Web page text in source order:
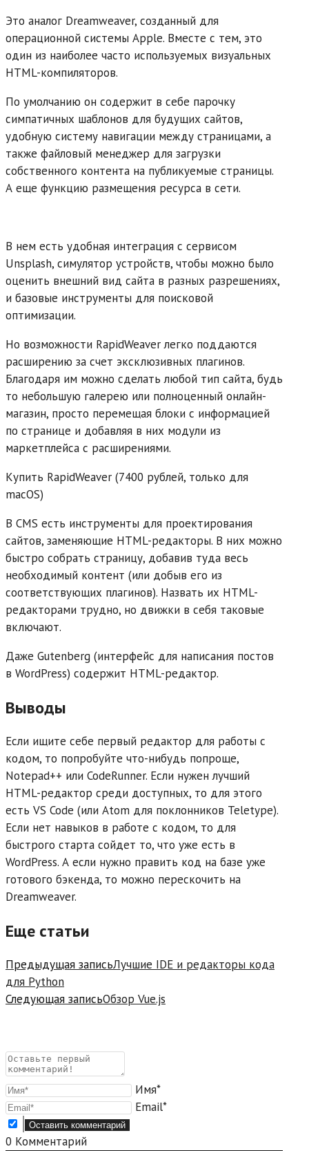
Это аналог Dreamweaver, созданный для
операционной системы Apple. Вместе с тем, это
один из наиболее часто используемых визуальных
HTML-компиляторов.
По умолчанию он содержит в себе парочку
симпатичных шаблонов для будущих сайтов,
удобную систему навигации между страницами, а
также файловый менеджер для загрузки
собственного контента на публикуемые страницы.
А еще функцию размещения ресурса в сети.
В нем есть удобная интеграция с сервисом
Unsplash, симулятор устройств, чтобы можно было
оценить внешний вид сайта в разных разрешениях,
и базовые инструменты для поисковой
оптимизации.
Но возможности RapidWeaver легко поддаются
расширению за счет эксклюзивных плагинов.
Благодаря им можно сделать любой тип сайта, будь
то небольшую галерею или полноценный онлайн-
магазин, просто перемещая блоки с информацией
по странице и добавляя в них модули из
маркетплейса с расширениями.
Купить RapidWeaver (7400 рублей, только для
macOS)
В CMS есть инструменты для проектирования
сайтов, заменяющие HTML-редакторы. В них можно
быстро собрать страницу, добавив туда весь
необходимый контент (или добыв его из
соответствующих плагинов). Назвать их HTML-
редакторами трудно, но движки в себя таковые
включают.
Даже Gutenberg (интерфейс для написания постов
в WordPress) содержит HTML-редактор.
Выводы
Если ищите себе первый редактор для работы с
кодом, то попробуйте что-нибудь попроще,
Notepad++ или CodeRunner. Если нужен лучший
HTML-редактор среди доступных, то для этого
есть VS Code (или Atom для поклонников Teletype).
Если нет навыков в работе с кодом, то для
быстрого старта сойдет то, что уже есть в
WordPress. А если нужно править код на базе уже
готового бэкенда, то можно перескочить на
Dreamweaver.
Еще статьи
Предыдущая записьЛучшие IDE и редакторы кода
для Python
Следующая записьОбзор Vue.js
Имя*
Email*
0 Комментарий